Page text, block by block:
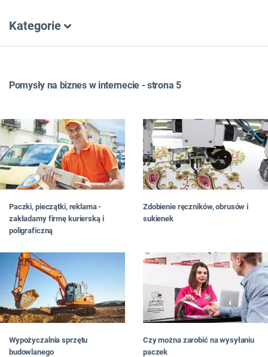
Kategorie
FRANCZYZA
JAKI BIZNES PROWADZIĆ
W MIEŚCIE
DLA PAŃ
NA WSI
W INTERNECIE
#RATUJBIZNES
Pomysły na biznes w internecie - strona 5
Paczki, pieczątki, reklama -
zakładamy firmę kurierską i
poligraficzną
Zdobienie ręczników, obrusów i
sukienek
Wypożyczalnia sprzętu
budowlanego
Czy można zarobić na wysyłaniu
paczek